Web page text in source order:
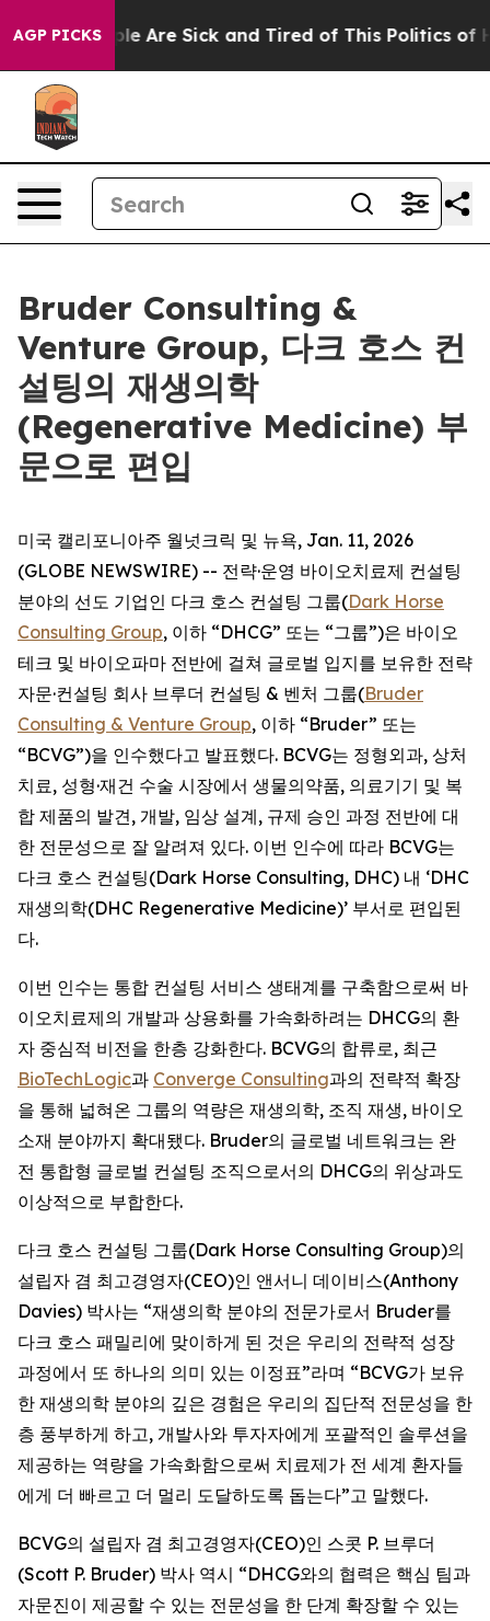
AGP PICKS
“People Are Sick and Tired of This Politics of
Bruder Consulting &
Venture Group, 다크 호스 컨
설팅의 재생의학
(Regenerative Medicine) 부
문으로 편입
미국 캘리포니아주 월넛크릭 및 뉴욕, Jan. 11, 2026
(GLOBE NEWSWIRE) -- 전략·운영 바이오치료제 컨설팅
분야의 선도 기업인 다크 호스 컨설팅 그룹(Dark Horse
Consulting Group, 이하 “DHCG” 또는 “그룹”)은 바이오
테크 및 바이오파마 전반에 걸쳐 글로벌 입지를 보유한 전략
자문·컨설팅 회사 브루더 컨설팅 & 벤처 그룹(Bruder
Consulting & Venture Group, 이하 “Bruder” 또는
“BCVG”)을 인수했다고 발표했다. BCVG는 정형외과, 상처
치료, 성형·재건 수술 시장에서 생물의약품, 의료기기 및 복
합 제품의 발견, 개발, 임상 설계, 규제 승인 과정 전반에 대
한 전문성으로 잘 알려져 있다. 이번 인수에 따라 BCVG는
다크 호스 컨설팅(Dark Horse Consulting, DHC) 내 ‘DHC
재생의학(DHC Regenerative Medicine)’ 부서로 편입된
다.
이번 인수는 통합 컨설팅 서비스 생태계를 구축함으로써 바
이오치료제의 개발과 상용화를 가속화하려는 DHCG의 환
자 중심적 비전을 한층 강화한다. BCVG의 합류로, 최근
BioTechLogic과 Converge Consulting과의 전략적 확장
을 통해 넓혀온 그룹의 역량은 재생의학, 조직 재생, 바이오
소재 분야까지 확대됐다. Bruder의 글로벌 네트워크는 완
전 통합형 글로벌 컨설팅 조직으로서의 DHCG의 위상과도
이상적으로 부합한다.
다크 호스 컨설팅 그룹(Dark Horse Consulting Group)의
설립자 겸 최고경영자(CEO)인 앤서니 데이비스(Anthony
Davies) 박사는 “재생의학 분야의 전문가로서 Bruder를
다크 호스 패밀리에 맞이하게 된 것은 우리의 전략적 성장
과정에서 또 하나의 의미 있는 이정표”라며 “BCVG가 보유
한 재생의학 분야의 깊은 경험은 우리의 집단적 전문성을 한
층 풍부하게 하고, 개발사와 투자자에게 포괄적인 솔루션을
제공하는 역량을 가속화함으로써 치료제가 전 세계 환자들
에게 더 빠르고 더 멀리 도달하도록 돕는다”고 말했다.
BCVG의 설립자 겸 최고경영자(CEO)인 스콧 P. 브루더
(Scott P. Bruder) 박사 역시 “DHCG와의 협력은 핵심 팀과
자문진이 제공할 수 있는 전문성을 한 단계 확장할 수 있는